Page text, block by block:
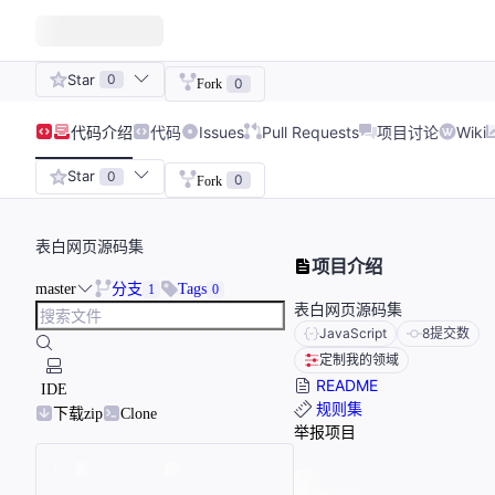
Star 0 Fork 0
代码介绍 代码 Issues Pull Requests 项目讨论 Wiki
Star 0 Fork 0
表白网页源码集
master 分支 1 Tags 0
IDE
下载zip
Clone
项目介绍
表白网页源码集
JavaScript 8提交数
定制我的领域
README
规则集
举报项目